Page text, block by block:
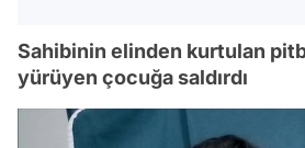
Sahibinin elinden kurtulan
yürüyen çocuğa saldırdı